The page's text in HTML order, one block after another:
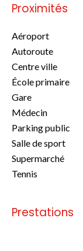
Proximités
Aéroport
Autoroute
Centre ville
École primaire
Gare
Médecin
Parking public
Salle de sport
Supermarché
Tennis
Prestations